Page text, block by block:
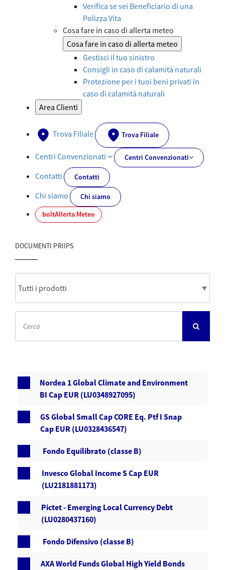
Verifica se sei Beneficiario di una
Polizza Vita
Cosa fare in caso di allerta meteo
Cosa fare in caso di allerta meteo
Gestisci il tuo sinistro
Consigli in caso di calamità naturali
Protezione per i tuoi beni privati in
caso di calamità naturali
Area Clienti
Trova Filiale Trova Filiale
Centri Convenzionati Centri Convenzionati
Contatti Contatti
Chi siamo
Chi siamo
boltAllerta Meteo
DOCUMENTI PRIIPS
Nordea 1 Global Climate and Environment
BI Cap EUR (LU0348927095)
GS Global Small Cap CORE Eq. Ptf I Snap
Cap EUR (LU0328436547)
Fondo Equilibrato (classe B)
Invesco Global Income S Cap EUR
(LU2181881173)
Pictet - Emerging Local Currency Debt
(LU0280437160)
Fondo Difensivo (classe B)
AXA World Funds Global High Yield Bonds